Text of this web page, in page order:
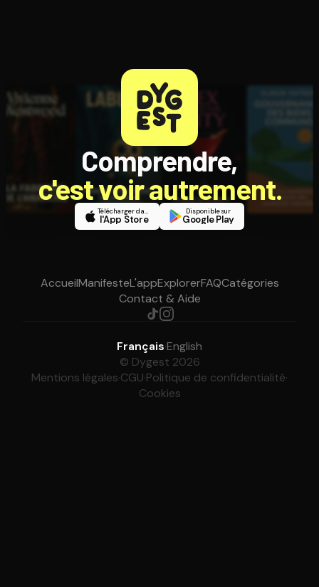
Comprendre,
c'est voir autrement.
Télécharger dans
l'App Store
Disponible sur
Google Play
AccueilManifesteL'appExplorerFAQCatégories
Contact & Aide
Français·English
© Dygest 2026
Mentions légales·CGU·Politique de confidentialité·
Cookies